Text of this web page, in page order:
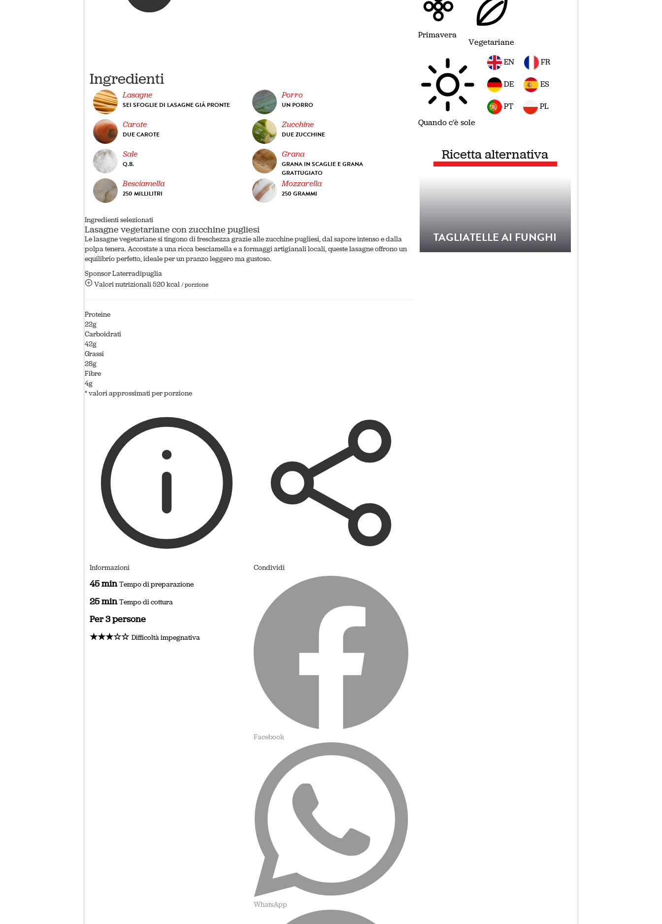
Ingredienti
Lasagne
SEI SFOGLIE DI LASAGNE GIÀ PRONTE
Porro
UN PORRO
Carote
DUE CAROTE
Zucchine
DUE ZUCCHINE
Sale
Q.B.
Grana
GRANA IN SCAGLIE E GRANA
GRATTUGIATO
Besciamella
250 MILLILITRI
Mozzarella
250 GRAMMI
Ingredienti selezionati
Lasagne vegetariane con zucchine pugliesi
Le lasagne vegetariane si tingono di freschezza grazie alle zucchine pugliesi, dal sapore intenso e dalla
polpa tenera. Accostate a una ricca besciamella e a formaggi artigianali locali, queste lasagne offrono un
equilibrio perfetto, ideale per un pranzo leggero ma gustoso.
Sponsor Laterradipuglia
Valori nutrizionali520 kcal/ porzione
Proteine
22g
Carboidrati
42g
Grassi
28g
Fibre
4g
* valori approssimati per porzione
Informazioni
45 minTempo di preparazione
25 minTempo di cottura
Per 3 persone
★★★☆☆ Difficoltà impegnativa
Condividi
Facebook
WhatsApp
Primavera
Vegetariane
Quando c'è sole
EN FR
DE ES
PT PL
Ricetta alternativa
TAGLIATELLE AI FUNGHI